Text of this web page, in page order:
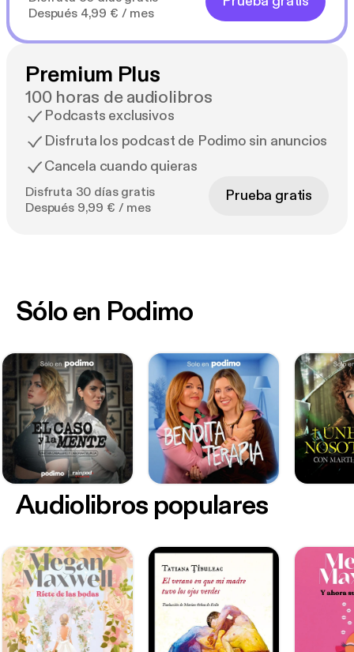
Después 4,99 € / mes
Premium Plus
100 horas de audiolibros
Podcasts exclusivos
Disfruta los podcast de Podimo sin anuncios
Cancela cuando quieras
Disfruta 30 días gratis
Después 9,99 € / mes
Prueba gratis
Sólo en Podimo
Audiolibros populares